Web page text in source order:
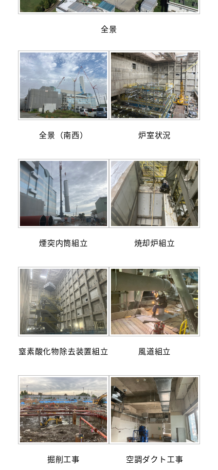
全景
全景（南西） 炉室状況
煙突内筒組立 焼却炉組立
窒素酸化物除去装置組立 風道組立
掘削工事 空調ダクト工事